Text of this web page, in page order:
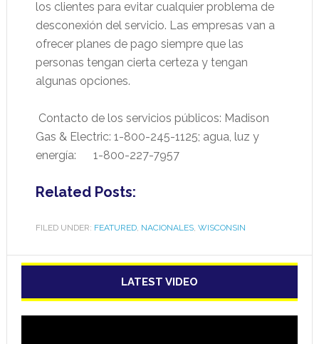
los clientes para evitar cualquier problema de
desconexión del servicio. Las empresas van a
ofrecer planes de pago siempre que las
personas tengan cierta certeza y tengan
algunas opciones.
Contacto de los servicios públicos: Madison
Gas & Electric: 1-800-245-1125; agua, luz y
energía: 1-800-227-7957
Related Posts:
FILED UNDER: FEATURED, NACIONALES, WISCONSIN
LATEST VIDEO